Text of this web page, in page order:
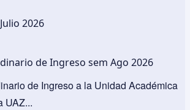
2026
de Ingreso sem Ago 2026
de Ingreso a la Unidad Académica
UAZ...